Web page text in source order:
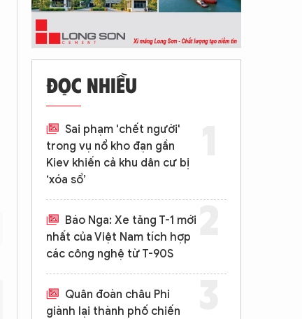
ĐỌC NHIỀU
Sai phạm 'chết người'
trong vụ nổ kho đạn gần
Kiev khiến cả khu dân cư bị
‘xóa sổ’
Báo Nga: Xe tăng T-1 mới
nhất của Việt Nam tích hợp
các công nghệ từ T-90S
Quân đoàn châu Phi
giành lại thành phố chiến